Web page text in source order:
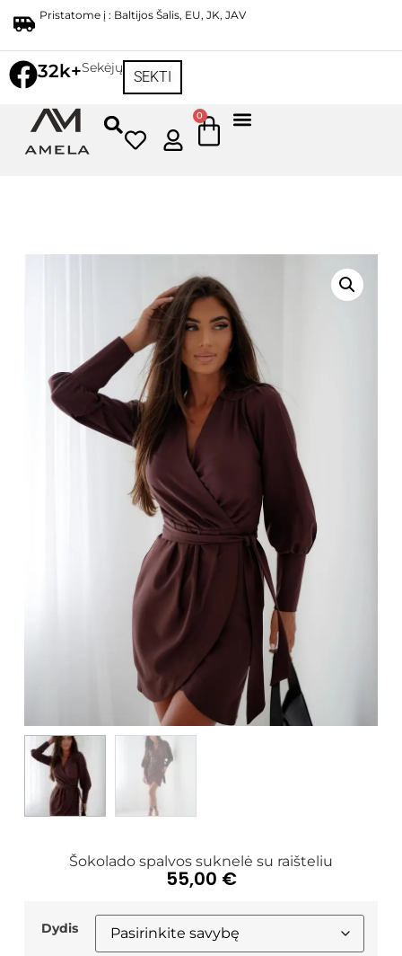
Pristatome į : Baltijos Šalis, EU, JK, JAV
32k+Sekėjų
SEKTI
0
Šokolado spalvos suknelė su raišteliu
55,00 €
Dydis